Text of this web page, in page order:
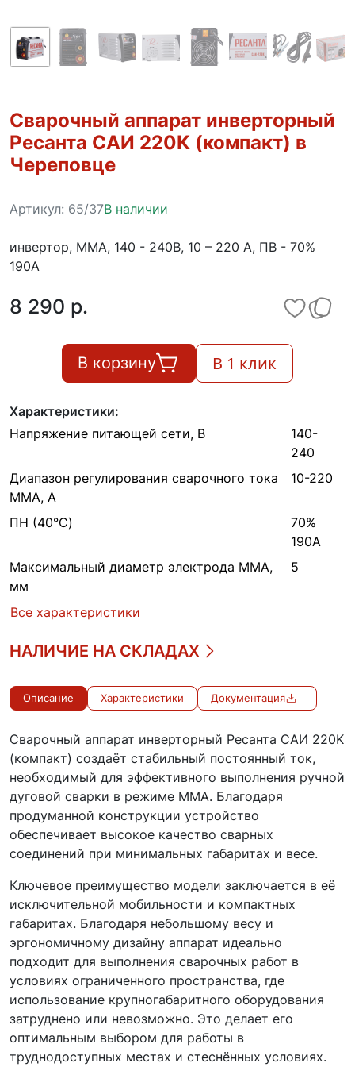
Сварочный аппарат инверторный
Ресанта САИ 220К (компакт) в
Череповце
Артикул: 65/37В наличии
инвертор, MMA, 140 - 240В, 10 – 220 А, ПВ - 70%
190А
8 290 p.
В корзину В 1 клик
Характеристики:
Напряжение питающей сети, В
140-
240
Диапазон регулирования сварочного тока
MMA, А
10-220
ПН (40°C)
70%
190А
Максимальный диаметр электрода MMA,
мм
5
Все характеристики
НАЛИЧИЕ НА СКЛАДАХ
Описание Характеристики Документация
Сварочный аппарат инверторный Ресанта САИ 220K
(компакт) создаёт стабильный постоянный ток,
необходимый для эффективного выполнения ручной
дуговой сварки в режиме ММА. Благодаря
продуманной конструкции устройство
обеспечивает высокое качество сварных
соединений при минимальных габаритах и весе.
Ключевое преимущество модели заключается в её
исключительной мобильности и компактных
габаритах. Благодаря небольшому весу и
эргономичному дизайну аппарат идеально
подходит для выполнения сварочных работ в
условиях ограниченного пространства, где
использование крупногабаритного оборудования
затруднено или невозможно. Это делает его
оптимальным выбором для работы в
труднодоступных местах и стеснённых условиях.